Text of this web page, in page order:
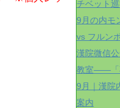
チベット
9月の内モ
vs フルン
漢院微信
教室——「
9月｜漢院
案内